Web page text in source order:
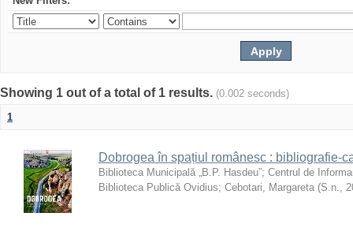
Showing 1 out of a total of 1 results. (0.002 seconds)
1
Dobrogea în spațiul românesc : bibliografie-
Biblioteca Municipală „B.P. Hasdeu”; Centrul de
Biblioteca Publică Ovidius; Cebotari, Margareta (S.n.,